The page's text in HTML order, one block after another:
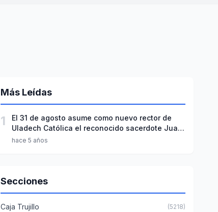
Más Leídas
1
El 31 de agosto asume como nuevo rector de
Uladech Católica el reconocido sacerdote Juan
Roger Rodríguez
hace 5 años
Secciones
Caja Trujillo (5218)